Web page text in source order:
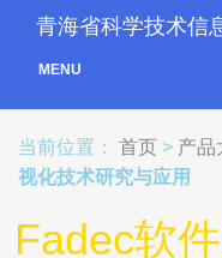
青海省科学技术信
MENU
当前位置： 首页 > 产品
视化技术研究与应用
Fadec软